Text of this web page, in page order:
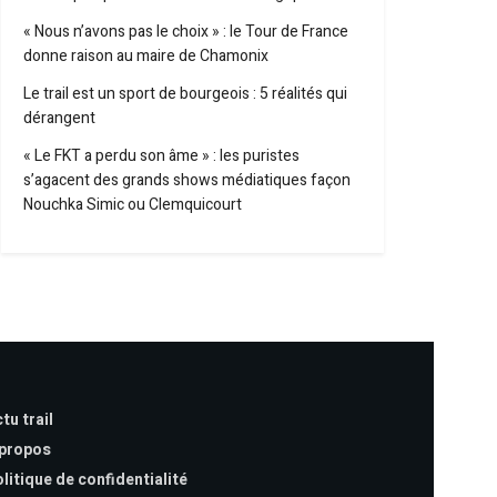
« Nous n’avons pas le choix » : le Tour de France
donne raison au maire de Chamonix
Le trail est un sport de bourgeois : 5 réalités qui
dérangent
« Le FKT a perdu son âme » : les puristes
s’agacent des grands shows médiatiques façon
Nouchka Simic ou Clemquicourt
trail
de confidentialité